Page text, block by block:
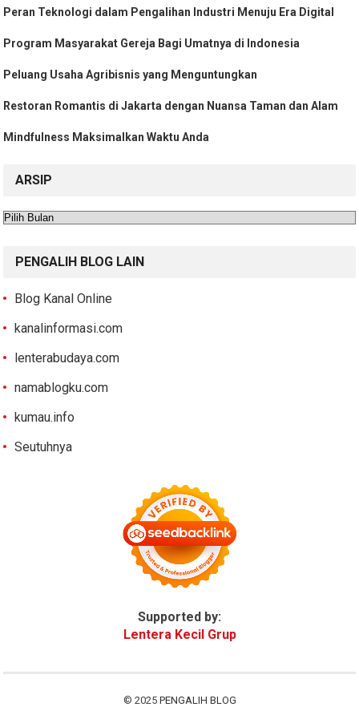
Peran Teknologi dalam Pengalihan Industri Menuju Era Digital
Program Masyarakat Gereja Bagi Umatnya di Indonesia
Peluang Usaha Agribisnis yang Menguntungkan
Restoran Romantis di Jakarta dengan Nuansa Taman dan Alam
Mindfulness Maksimalkan Waktu Anda
ARSIP
Arsip
PENGALIH BLOG LAIN
Blog Kanal Online
kanalinformasi.com
lenterabudaya.com
namablogku.com
kumau.info
Seutuhnya
Supported by:
Lentera Kecil Grup
© 2025 PENGALIH BLOG